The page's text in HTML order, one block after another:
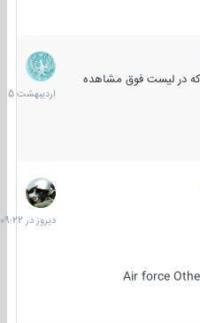
در لیست فوق مشاهده
27
1405
Air force
دیروز
در
09:22